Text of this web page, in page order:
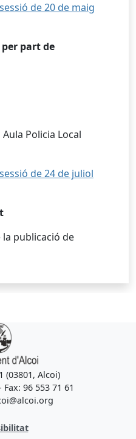
de 20 de maig
part de
Policia Local
de 24 de juliol
la publicació de
(03801, Alcoi)
Fax: 96 553 71 61